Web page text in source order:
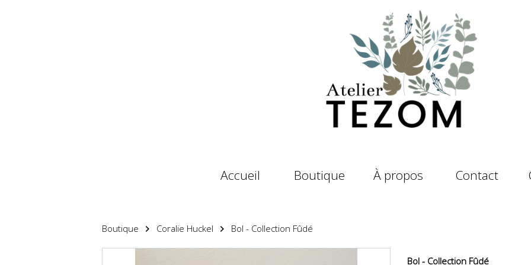
Accueil Boutique À propos Contact
Boutique Coralie Huckel Bol - Collection Fûdé
Bol - Collection Fûdé